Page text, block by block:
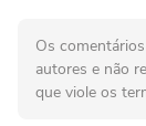
Os
autores e não
que viole os